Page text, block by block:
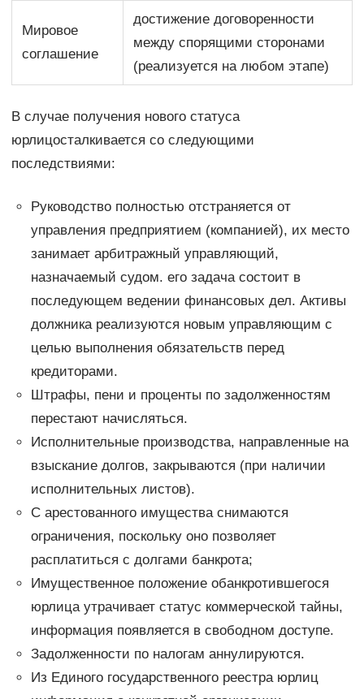
Мировое
соглашение
достижение договоренности
между спорящими сторонами
(реализуется на любом этапе)
В случае получения нового статуса
юрлицосталкивается со следующими
последствиями:
Руководство полностью отстраняется от
управления предприятием (компанией), их место
занимает арбитражный управляющий,
назначаемый судом. его задача состоит в
последующем ведении финансовых дел. Активы
должника реализуются новым управляющим с
целью выполнения обязательств перед
кредиторами.
Штрафы, пени и проценты по задолженностям
перестают начисляться.
Исполнительные производства, направленные на
взыскание долгов, закрываются (при наличии
исполнительных листов).
С арестованного имущества снимаются
ограничения, поскольку оно позволяет
расплатиться с долгами банкрота;
Имущественное положение обанкротившегося
юрлица утрачивает статус коммерческой тайны,
информация появляется в свободном доступе.
Задолженности по налогам аннулируются.
Из Единого государственного реестра юрлиц